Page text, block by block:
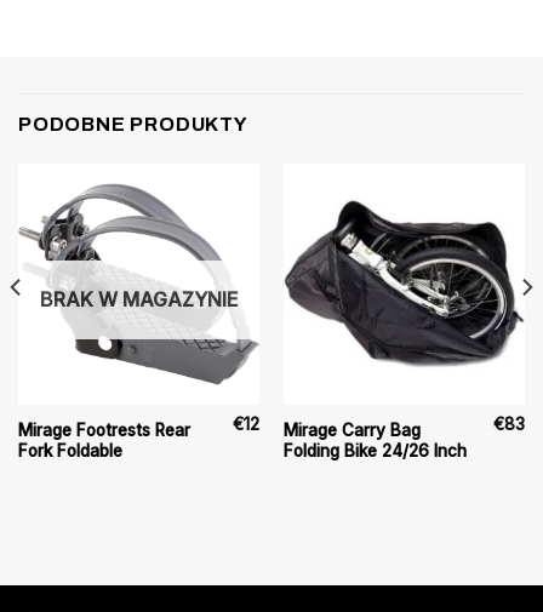
PODOBNE PRODUKTY
BRAK W MAGAZYNIE
Mirage Footrests Rear
Fork Foldable
€12
Mirage Carry Bag
Folding Bike 24/26 Inch
€83